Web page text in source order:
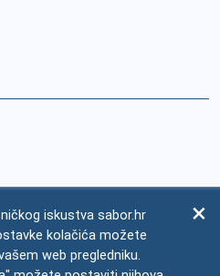
iskustva sabor.hr
kolačića možete
web pregledniku.